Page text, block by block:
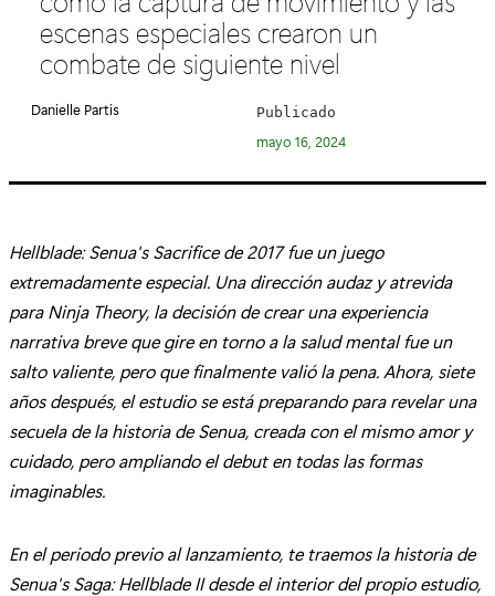
e
g
o
:
escenas especiales crearon un
combate de siguiente nivel
Danielle Partis Publicado
mayo 16, 2024
Hellblade: Senua's Sacrifice de 2017 fue un juego
extremadamente especial. Una dirección audaz y atrevida
para Ninja Theory, la decisión de crear una experiencia
narrativa breve que gire en torno a la salud mental fue un
salto valiente, pero que finalmente valió la pena. Ahora, siete
años después, el estudio se está preparando para revelar una
secuela de la historia de Senua, creada con el mismo amor y
cuidado, pero ampliando el debut en todas las formas
imaginables.
En el periodo previo al lanzamiento, te traemos la historia de
Senua's Saga: Hellblade II desde el interior del propio estudio,